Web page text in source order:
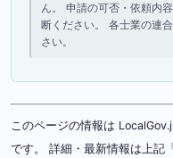
ん。 申請の可否・依頼内
断ください。 各士業の連
さい。
このページの情報は
です。 詳細・最新情報は上記